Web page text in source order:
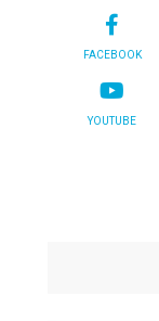
FACEBOOK
YOUTUBE